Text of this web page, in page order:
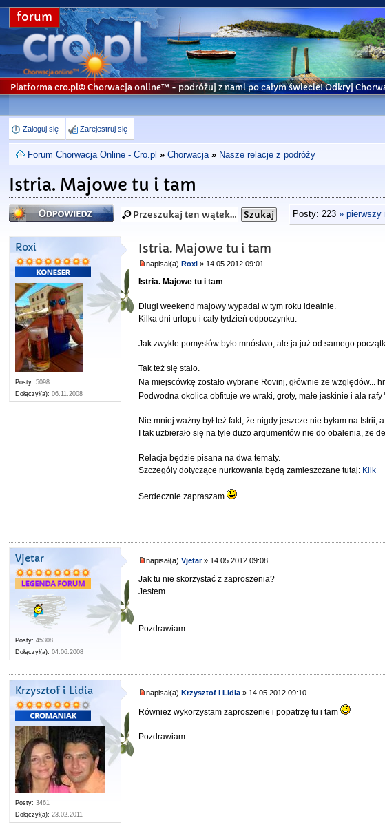
forum
Platforma cro.pl© Chorwacja online™ - podróżuj z nami po całym świecie! Odkryj
Zaloguj się Zarejestruj się
Forum Chorwacja Online - Cro.pl » Chorwacja » Nasze relacje z podróży
Istria. Majowe tu i tam
Odpowiedz Posty: 223 » pierwszy
Roxi
Posty: 5098
Dołączył(a): 06.11.2008
Istria. Majowe tu i tam
napisał(a)Roxi » 14.05.2012 09:01
Istria. Majowe tu i tam
Długi weekend majowy wypadał w tym roku idealnie.
Kilka dni urlopu i cały tydzień odpoczynku.
Jak zwykle pomysłów było mnóstwo, ale ja już od samego
Tak też się stało.
Na miejscówkę zostało wybrane Rovinj, głównie ze
Podwodna okolica obfituje we wraki, groty, małe jaskinie i ala rafy
Nie mniej ważny był też fakt, że nigdy jeszcze nie byłam na Istrii,
I tak uzbierało się na tyle dużo argumentów nie do obalenia, że
Relacja będzie pisana na dwa tematy.
Szczegóły dotyczące nurkowania będą zamieszczane tutaj: Klik
Serdecznie zapraszam
Vjetar
Posty: 45308
Dołączył(a): 04.06.2008
napisał(a)Vjetar» 14.05.2012 09:08
Jak tu nie skorzystać z zaproszenia?
Jestem.
Pozdrawiam
Krzysztof i Lidia
Posty: 3461
Dołączył(a): 23.02.2011
napisał(a)Krzysztof i Lidia » 14.05.2012 09:10
Również wykorzystam zaproszenie i popatrzę tu i tam
Pozdrawiam